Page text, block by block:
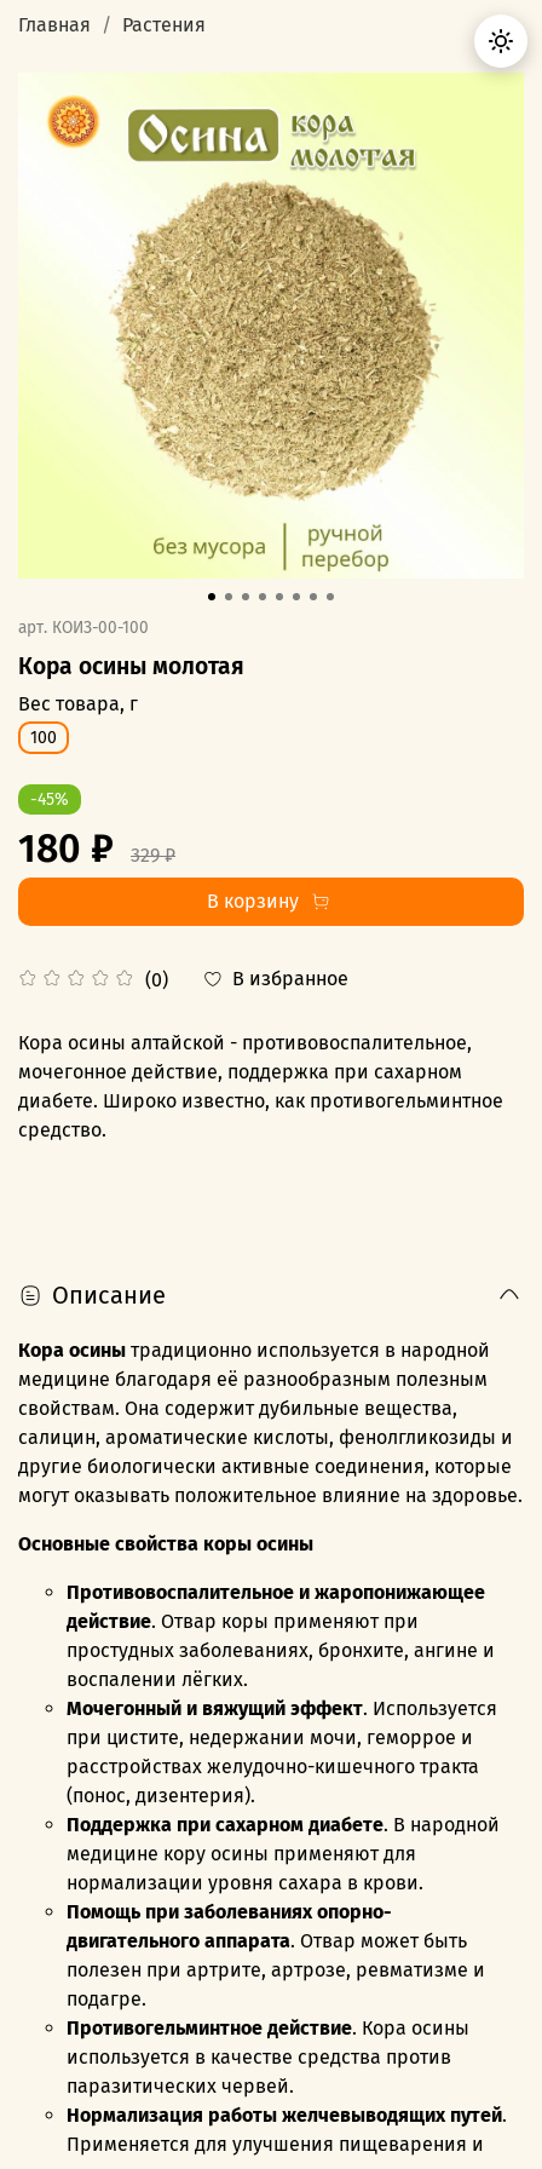
Главная Растения
арт. КОИЗ-00-100
Кора осины молотая
(0) В избранное
Вес товара, г
100
-45%
180 ₽
329 ₽
В корзину
Кора осины алтайской - противовоспалительное,
мочегонное действие, поддержка при сахарном
диабете. Широко известно, как противогельминтное
средство.
Описание
Кора осины традиционно используется в народной
медицине благодаря её разнообразным полезным
свойствам. Она содержит дубильные вещества,
салицин, ароматические кислоты, фенолгликозиды и
другие биологически активные соединения, которые
могут оказывать положительное влияние на здоровье.
Основные свойства коры осины
Противовоспалительное и жаропонижающее
действие. Отвар коры применяют при
простудных заболеваниях, бронхите, ангине и
воспалении лёгких.
Мочегонный и вяжущий эффект. Используется
при цистите, недержании мочи, геморрое и
расстройствах желудочно-кишечного тракта
(понос, дизентерия).
Поддержка при сахарном диабете. В народной
медицине кору осины применяют для
нормализации уровня сахара в крови.
Помощь при заболеваниях опорно-
двигательного аппарата. Отвар может быть
полезен при артрите, артрозе, ревматизме и
подагре.
Противогельминтное действие. Кора осины
используется в качестве средства против
паразитических червей.
Нормализация работы желчевыводящих путей.
Применяется для улучшения пищеварения и